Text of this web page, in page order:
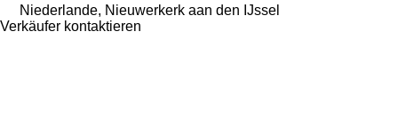
Niederlande, Nieuwerkerk aan den IJssel
Verkäufer kontaktieren